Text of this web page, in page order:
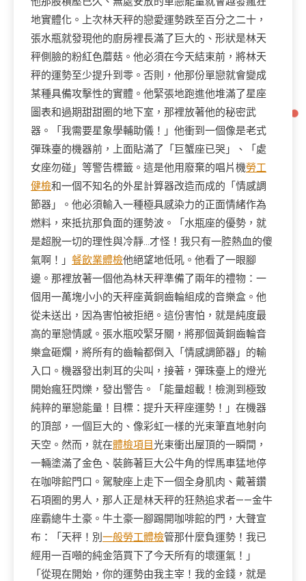
地實體化。上次林天秤的戀愛運勢跌至百分之二十，
張水瓶就發現他的廚房裡長滿了巨大的、形狀是林天
秤側臉的粉紅色蘑菇。他必須在今天結束前，將林天
秤的運勢至少提升到零。否則，他那份單戀就會變成
某種具備攻擊性的實體。他緊張地跑進他堆滿了星座
圖表和過期甜甜圈的地下室，那裡放著他的秘密武
器。「我需要星象學輔助儀！」他衝到一個像是老式
彈珠臺的機器前，上面貼滿了「巨蟹座已哭」、「處
女座勿碰」等警告標籤。這是他用廢棄的唱片機勞工
健檢和一個不知名的外星計算器改造而成的「情感調
節器」。他必須輸入一種極具感染力的正面情緒作為
燃料，來抵抗那負面的運勢波。「水瓶座的優勢，就
是超脫一切的理性與冷靜…才怪！我只有一腔熱血的傻
氣啊！」 餐飲業體檢他絕望地低吼。他看了一眼腳
邊。那裡放著一個他為林天秤準備了兩年的禮物：一
個用一萬塊小小的天秤座黃銅齒輪組成的音樂盒。他
從未送出，因為害怕被拒絕。這份害怕，就是純度最
高的單戀情感。張水瓶咬緊牙關，將那個黃銅齒輪音
樂盒砸爛，將所有的齒輪都倒入「情感調節器」的輸
入口。機器發出刺耳的尖叫，接著，彈珠臺上的燈光
開始瘋狂閃爍，發出警告。「能量超載！檢測到極致
純粹的單戀能量！目標：提升天秤座運勢！」在機器
的頂部，一個巨大的、像彩虹一樣的光束筆直地射向
天空。然而，就在體檢項目光束衝出屋頂的一瞬間，
一輛塗滿了金色、裝飾著巨大公牛角的悍馬車猛地停
在咖啡館門口。駕駛座上走下一個全身肌肉、戴著鑽
石項圈的男人，那人正是林天秤的狂熱追求者——金牛
座霸總牛土豪。牛土豪一腳踢開咖啡館的門，大聲宣
布：「天秤！別 一般勞工體檢管那什麼負運勢！我已
經用一百噸的純金箔買下了今天所有的壞運氣！」
「從現在開始，你的運勢由我主宰！我的金錢，就是